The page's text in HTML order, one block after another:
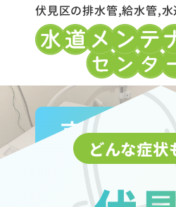
伏見区の排水管,給水管,
京都市水
どんな症状